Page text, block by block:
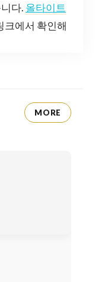
다. 올타이트
크에서 확인해
MORE